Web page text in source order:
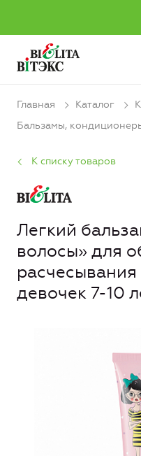
Главная Каталог
Бальзамы,
К списку товаров
Легкий
волосы» для
девочек 7-10